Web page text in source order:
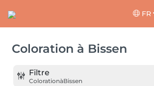
FR
Coloration à Bissen
Filtre
ColorationàBissen